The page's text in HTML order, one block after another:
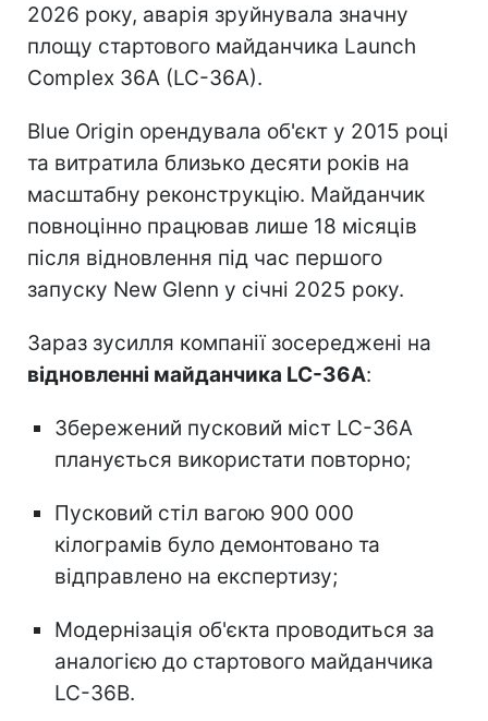
2026 року, аварія зруйнувала значну
площу стартового майданчика Launch
Complex 36A (LC-36A).
Blue Origin орендувала об'єкт у 2015 році
та витратила близько десяти років на
масштабну реконструкцію. Майданчик
повноцінно працював лише 18 місяців
після відновлення під час першого
запуску New Glenn у січні 2025 року.
Зараз зусилля компанії зосереджені на
відновленні майданчика LC-36A:
Збережений пусковий міст LC-36A
планується використати повторно;
Пусковий стіл вагою 900 000
кілограмів було демонтовано та
відправлено на експертизу;
Модернізація об'єкта проводиться за
аналогією до стартового майданчика
LC-36B.